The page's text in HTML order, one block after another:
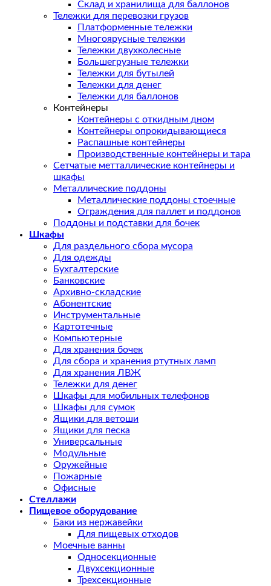
Склад и хранилища для баллонов
Тележки для перевозки грузов
Платформенные тележки
Многоярусные тележки
Тележки двухколесные
Большегрузные тележки
Тележки для бутылей
Тележки для денег
Тележки для баллонов
Контейнеры
Контейнеры с откидным дном
Контейнеры опрокидывающиеся
Распашные контейнеры
Производственные контейнеры и тара
Сетчатые метталлические контейнеры и
шкафы
Металлические поддоны
Металлические поддоны стоечные
Ограждения для паллет и поддонов
Поддоны и подставки для бочек
Шкафы
Для раздельного сбора мусора
Для одежды
Бухгалтерские
Банковские
Архивно-складские
Абонентские
Инструментальные
Картотечные
Компьютерные
Для хранения бочек
Для сбора и хранения ртутных ламп
Для хранения ЛВЖ
Тележки для денег
Шкафы для мобильных телефонов
Шкафы для сумок
Ящики для ветоши
Ящики для песка
Универсальные
Модульные
Оружейные
Пожарные
Офисные
Стеллажи
Пищевое оборудование
Баки из нержавейки
Для пищевых отходов
Моечные ванны
Односекционные
Двухсекционные
Трехсекционные